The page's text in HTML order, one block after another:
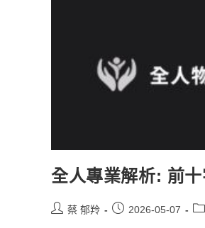
全人專業解析: 前
蔡 郁羚 2026-05-07